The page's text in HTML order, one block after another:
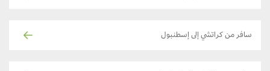
سافر من كراتشي إلى إسطنبول